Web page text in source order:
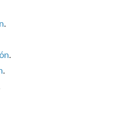
.
.
.